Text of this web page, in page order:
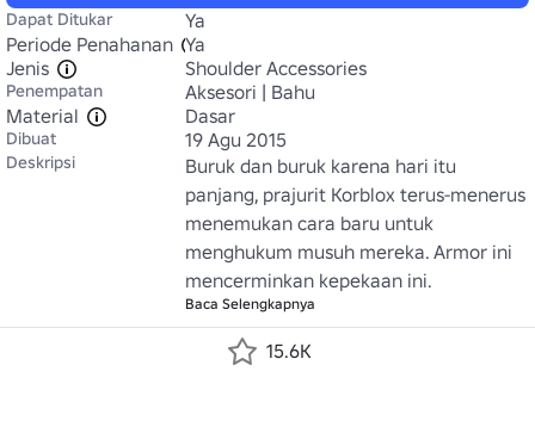
Dapat Ditukar
Ya
Periode Penahanan Ya
Jenis
Shoulder Accessories
Penempatan
Aksesori | Bahu
Material
Dasar
Dibuat 19 Agu 2015
Deskripsi
Buruk dan buruk karena hari itu
panjang, prajurit Korblox terus-menerus
menemukan cara baru untuk
menghukum musuh mereka. Armor ini
mencerminkan kepekaan ini.
Baca Selengkapnya
15.6K